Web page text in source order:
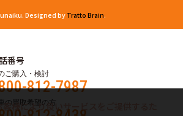
Designed by Tratto Brain.
番号
ご購入・検討
812-7987
の買取希望の方
客様により良いサービスをご提供するた